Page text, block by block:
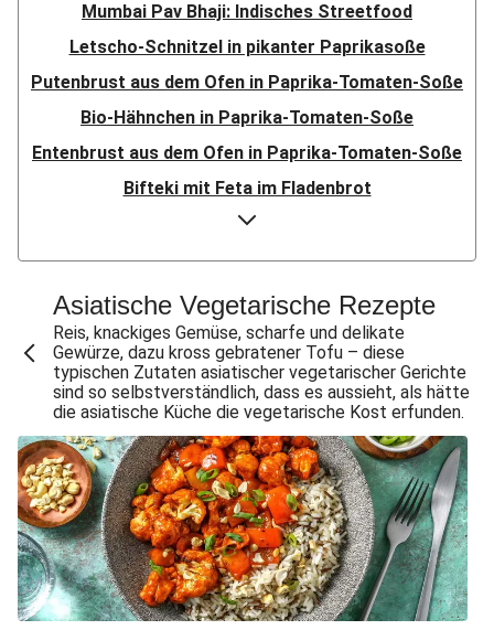
Mumbai Pav Bhaji: Indisches Streetfood
Letscho-Schnitzel in pikanter Paprikasoße
Putenbrust aus dem Ofen in Paprika-Tomaten-Soße
Bio-Hähnchen in Paprika-Tomaten-Soße
Entenbrust aus dem Ofen in Paprika-Tomaten-Soße
Bifteki mit Feta im Fladenbrot
Doppelt Putenbrust aus dem Ofen
Bio-Hähnchen in Paprika-Tomaten-Soße
Speckknödel auf warmem Krautsalat
Crispy Chicken & Pommes aus dem Air-Fryer
Doppelt Chicken & Pommes aus dem Air-Fryer
Bio-Rindersteak in dunkler Zwiebelsoße
Knödel mit doppelt Bacon auf warmem Krautsalat
Gewürzte Aubergine mit Bulgur
Doppelt Lammhack-Köfte mit Dilldip
Crispy Schweinesteak & Pommes aus dem Air-Fryer
Bio-Schweinemedaillons in dunkler Zwiebelsoße
Klassisches Gulasch mit doppelt Schweinefilet
Asiatische Vegetarische Rezepte
Reis, knackiges Gemüse, scharfe und delikate
Gewürze, dazu kross gebratener Tofu – diese
typischen Zutaten asiatischer vegetarischer Gerichte
sind so selbstverständlich, dass es aussieht, als hätte
die asiatische Küche die vegetarische Kost erfunden.